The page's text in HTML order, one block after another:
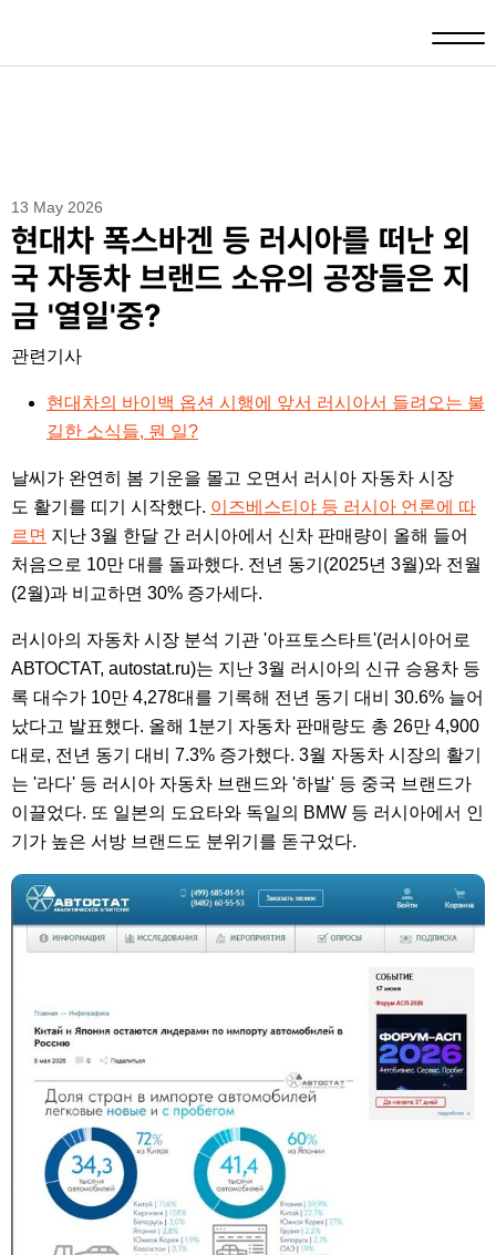
13 May 2026
현대차 폭스바겐 등 러시아를 떠난 외
국 자동차 브랜드 소유의 공장들은 지
금 '열일'중?
관련기사
현대차의 바이백 옵션 시행에 앞서 러시아서 들려오는 불
길한 소식들, 뭔 일?
날씨가 완연히 봄 기운을 몰고 오면서 러시아 자동차 시장
도 활기를 띠기 시작했다. 이즈베스티야 등 러시아 언론에 따
르면 지난 3월 한달 간 러시아에서 신차 판매량이 올해 들어
처음으로 10만 대를 돌파했다. 전년 동기(2025년 3월)와 전월
(2월)과 비교하면 30% 증가세다.
러시아의 자동차 시장 분석 기관 '아프토스타트'(러시아어로
АВТОСТАТ, autostat.ru)는 지난 3월 러시아의 신규 승용차 등
록 대수가 10만 4,278대를 기록해 전년 동기 대비 30.6% 늘어
났다고 발표했다. 올해 1분기 자동차 판매량도 총 26만 4,900
대로, 전년 동기 대비 7.3% 증가했다. 3월 자동차 시장의 활기
는 '라다' 등 러시아 자동차 브랜드와 '하발' 등 중국 브랜드가
이끌었다. 또 일본의 도요타와 독일의 BMW 등 러시아에서 인
기가 높은 서방 브랜드도 분위기를 돋구었다.